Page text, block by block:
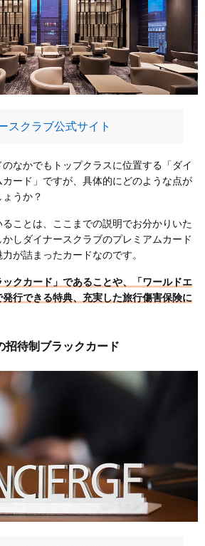
スクラブ公式サイト
なかでもトップクラスに位置する「ダイ
ード」ですが、具体的にどのような点が
ょうか？
ことは、ここまでの説明でお分かりいた
しダイナースクラブのプレミアムカード
が詰まったカードなのです。
クカード」 であることや、
「ワールドエ
発行できる特典、充実した旅行傷害保険に
招待制ブラックカード